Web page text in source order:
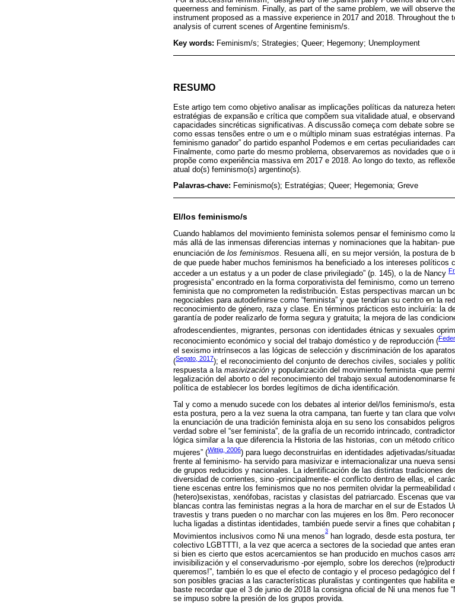
queerness and feminism. Finally, as part of the same problem, we will observe
instrument proposed as a massive experience in 2017 and 2018. Throughout
analysis of current scenes of Argentine feminism/s.
Key words: Feminism/s; Strategies; Queer; Hegemony; Unemployment
RESUMO
Este artigo tem como objetivo analisar as implicações políticas da natureza
estratégias de expansão e crítica que compõem sua vitalidade atual, e
capacidades sincréticas significativas. A discussão começa com debate sobre
como essas tensões entre o um e o múltiplo minam suas estratégias internas.
feminismo ganador” do partido espanhol Podemos e em certas peculiaridades
Finalmente, como parte do mesmo problema, observaremos as novidades que o
propõe como experiência massiva em 2017 e 2018. Ao longo do texto, as
atual do(s) feminismo(s) argentino(s).
Palavras-chave: Feminismo(s); Estratégias; Queer; Hegemonia; Greve
El/los feminismo/s
Cuando hablamos del movimiento feminista solemos pensar el feminismo como
más allá de las inmensas diferencias internas y nominaciones que la habitan-
enunciación de los feminismos. Resuena allí, en su mejor versión, la postura de
de que puede haber muchos feminismos ha beneficiado a los intereses políticos
acceder a un estatus y a un poder de clase privilegiado” (p. 145), o la de Nancy
progresista” encontrado en la forma corporativista del feminismo, como un
feminista que no comprometen la redistribución. Estas perspectivas marcan un
negociables para autodefinirse como “feminista” y que tendrían su centro en la
reconocimiento de género, raza y clase. En términos prácticos esto incluiría: la
garantía de poder realizarlo de forma segura y gratuita; la mejora de las
afrodescendientes, migrantes, personas con identidades étnicas y sexuales
reconocimiento económico y social del trabajo doméstico y de reproducción (
el sexismo intrínsecos a las lógicas de selección y discriminación de los
(Segato, 2017); el reconocimiento del conjunto de derechos civiles, sociales y
respuesta a la masivización y popularización del movimiento feminista -que
legalización del aborto o del reconocimiento del trabajo sexual autodenominarse
política de establecer los bordes legítimos de dicha identificación.
Tal y como a menudo sucede con los debates al interior del/los feminismo/s,
esta postura, pero a la vez suena la otra campana, tan fuerte y tan clara que
la enunciación de una tradición feminista aloja en su seno los consabidos
verdad sobre el “ser feminista”, de la grafía de un recorrido intrincado,
lógica similar a la que diferencia la Historia de las historias, con un método
mujeres” (Wittig, 2006) para luego deconstruirlas en identidades adjetivadas/
frente al feminismo- ha servido para masivizar e internacionalizar una nueva
de grupos reducidos y nacionales. La identificación de las distintas tradiciones
diversidad de corrientes, sino -principalmente- el conflicto dentro de ellas, el
tiene escenas entre los feminismos que no nos permiten olvidar la
(hetero)sexistas, xenófobas, racistas y clasistas del patriarcado. Escenas que
blancas contra las feministas negras a la hora de marchar en el sur de Estados
travestis y trans pueden o no marchar con las mujeres en los 8m. Pero
lucha ligadas a distintas identidades, también puede servir a fines que cohabitan
Movimientos inclusivos como Ni una menos
3
han logrado, desde esta postura,
colectivo LGBTTTI, a la vez que acerca a sectores de la sociedad que antes
si bien es cierto que estos acercamientos se han producido en muchos casos
invisibilización y el conservadurismo -por ejemplo, sobre los derechos
queremos!”, también lo es que el efecto de contagio y el proceso pedagógico
son posibles gracias a las características pluralistas y contingentes que habilita
baste recordar que el 3 de junio de 2018 la consigna oficial de Ni una menos fue
se impuso sobre la presión de los grupos provida.